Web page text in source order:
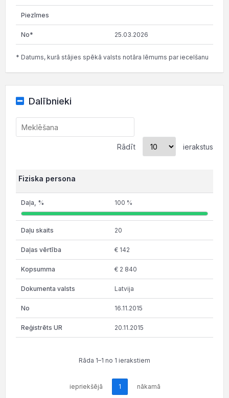
25.03.2026
* Datums, kurā stājies spēkā valsts notāra lēmums par iecelšanu
Dalībnieki
Rādīt ierakstus
Fiziska persona
100 %
20
€ 142
€ 2 840
Latvija
16.11.2015
20.11.2015
Rāda 1–1 no 1 ierakstiem
iepriekšējā 1 nākamā